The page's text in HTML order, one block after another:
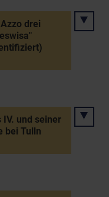
drei
und seiner
bei Tulln